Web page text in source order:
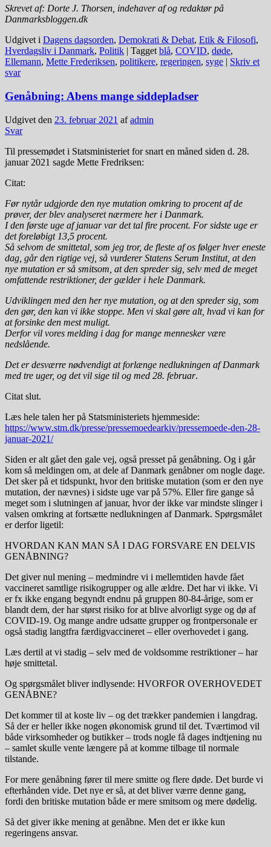
Skrevet af: Dorte J. Thorsen, indehaver af og redaktør på
Danmarksbloggen.dk
Udgivet i Dagens dagsorden, Demokrati & Debat, Etik & Filosofi,
Hverdagsliv i Danmark, Politik | Tagget blå, COVID, døde,
Ellemann, Mette Frederiksen, politikere, regeringen, syge | Skriv et
svar
Genåbning: Abens mange siddepladser
Udgivet den 23. februar 2021 afadmin
Svar
Til pressemødet i Statsministeriet for snart en måned siden d. 28.
januar 2021 sagde Mette Fredriksen:
Citat:
Før nytår udgjorde den nye mutation omkring to procent af de
prøver, der blev analyseret nærmere her i Danmark.
I den første uge af januar var det tal fire procent. For sidste uge er
det foreløbigt 13,5 procent.
Så selvom de smittetal, som jeg tror, de fleste af os følger hver eneste
dag, går den rigtige vej, så vurderer Statens Serum Institut, at den
nye mutation er så smitsom, at den spreder sig, selv med de meget
omfattende restriktioner, der gælder i hele Danmark.
Udviklingen med den her nye mutation, og at den spreder sig, som
den gør, den kan vi ikke stoppe. Men vi skal gøre alt, hvad vi kan for
at forsinke den mest muligt.
Derfor vil vores melding i dag for mange mennesker være
nedslående.
Det er desværre nødvendigt at forlænge nedlukningen af Danmark
med tre uger, og det vil sige til og med 28. februar.
Citat slut.
Læs hele talen her på Statsministeriets hjemmeside:
https://www.stm.dk/presse/pressemoedearkiv/pressemoede-den-28-
januar-2021/
Siden er alt gået den gale vej, også presset på genåbning. Og i går
kom så meldingen om, at dele af Danmark genåbner om nogle dage.
Det sker på et tidspunkt, hvor den britiske mutation (som er den nye
mutation, der nævnes) i sidste uge var på 57%. Eller fire gange så
meget som i slutningen af januar, hvor der ikke var mindste slinger i
valsen omkring at fortsætte nedlukningen af Danmark. Spørgsmålet
er derfor ligetil:
HVORDAN KAN MAN SÅ I DAG FORSVARE EN DELVIS
GENÅBNING?
Det giver nul mening – medmindre vi i mellemtiden havde fået
vaccineret samtlige risikogrupper og alle ældre. Det har vi ikke. Vi
er fx ikke engang begyndt endnu på gruppen 80-84-årige, som er
blandt dem, der har størst risiko for at blive alvorligt syge og dø af
COVID-19. Og mange andre udsatte grupper og frontpersonale er
også stadig langtfra færdigvaccineret – eller overhovedet i gang.
Læs dertil at vi stadig – selv med de voldsomme restriktioner – har
høje smittetal.
Og spørgsmålet bliver indlysende: HVORFOR OVERHOVEDET
GENÅBNE?
Det kommer til at koste liv – og det trækker pandemien i langdrag.
Så der er heller ikke nogen økonomisk grund til det. Tværtimod vil
både virksomheder og butikker – trods nogle få dages indtjening nu
– samlet skulle vente længere på at komme tilbage til normale
tilstande.
For mere genåbning fører til mere smitte og flere døde. Det burde vi
efterhånden vide. Det nye er så, at det bliver værre denne gang,
fordi den britiske mutation både er mere smitsom og mere dødelig.
Så det giver ikke mening at genåbne. Men det er ikke kun
regeringens ansvar.